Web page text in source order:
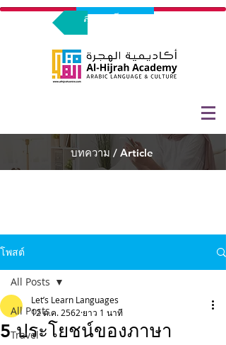
ลงทะเบียนทดลองร่วมเรียน
บทความ / Article
โพสต์
All Posts
Travel
All Posts
5 ประโยชน์ของภาษา
Let’s Learn Languages
12 ต.ค. 2562 ยาว 1 นาที